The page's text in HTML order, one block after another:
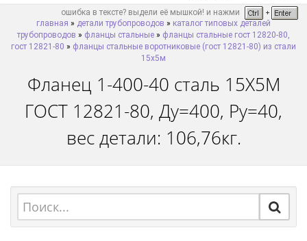
ошибка в тексте? выдели её мышкой! и нажми
главная » детали трубопроводов » каталог типовых деталей
трубопроводов » фланцы стальные » фланцы стальные гост 12820-80,
гост 12821-80 » фланцы стальные воротниковые (гост 12821-80) из стали
15х5м
Фланец 1-400-40 сталь 15Х5М
ГОСТ 12821-80, Ду=400, Ру=40,
вес детали: 106,76кг.